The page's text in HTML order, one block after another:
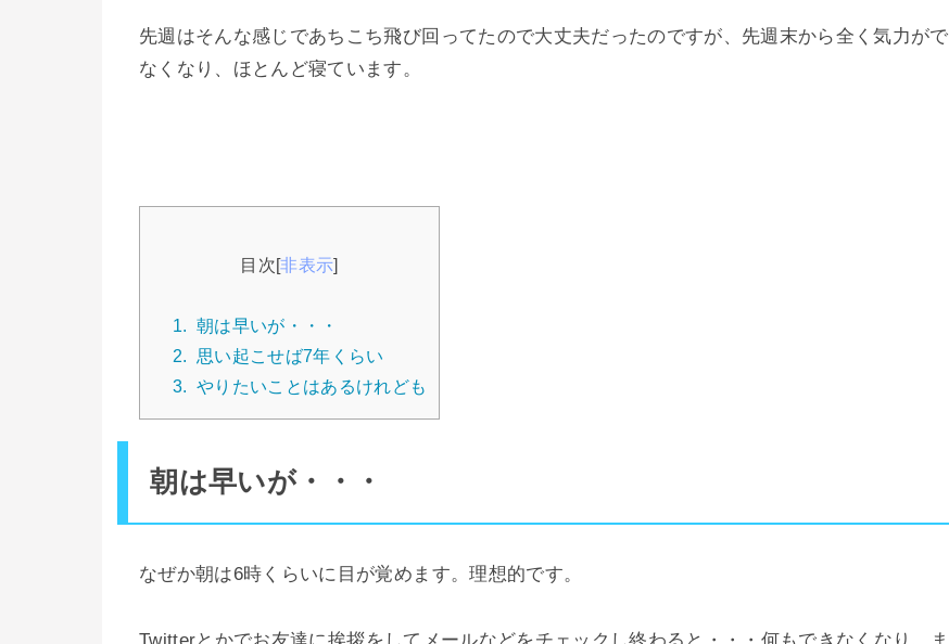
先週はそんな感じであちこち飛び回ってたので大丈夫だったのですが、先週末から全く気力がで
なくなり、ほとんど寝ています。
目次[非表示]
1. 朝は早いが・・・
2.
思い起こせば7年くらい
3. やりたいことはあるけれども
朝は早いが・・・
なぜか朝は6時くらいに目が覚めます。理想的です。
Twitterとかでお友達に挨拶をしてメールなどをチェックし終わると・・・何もできなくなり、ま